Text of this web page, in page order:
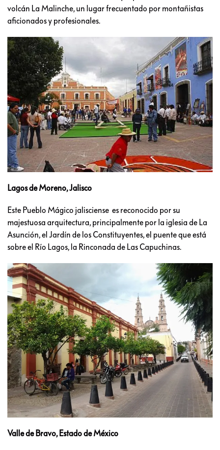
volcán La Malinche, un lugar frecuentado por montañistas
aficionados y profesionales.
Lagos de Moreno, Jalisco
Este Pueblo Mágico jalisciense es reconocido por su
majestuosa arquitectura, principalmente por la iglesia de La
Asunción, el Jardín de los Constituyentes, el puente que está
sobre el Río Lagos, la Rinconada de Las Capuchinas.
Valle de Bravo, Estado de México